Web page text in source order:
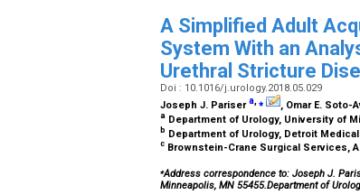
A Simplified Adult
System With an
Urethral Stricture
Doi : 10.1016/j.urology.2018.05.029
Joseph J. Parisera,⁎ , Omar E. Soto-
a Department of Urology, University of
b Department of Urology, Detroit
c Brownstein-Crane Surgical Services,
⁎Address correspondence to: Joseph J.
Minneapolis, MN 55455.Department of